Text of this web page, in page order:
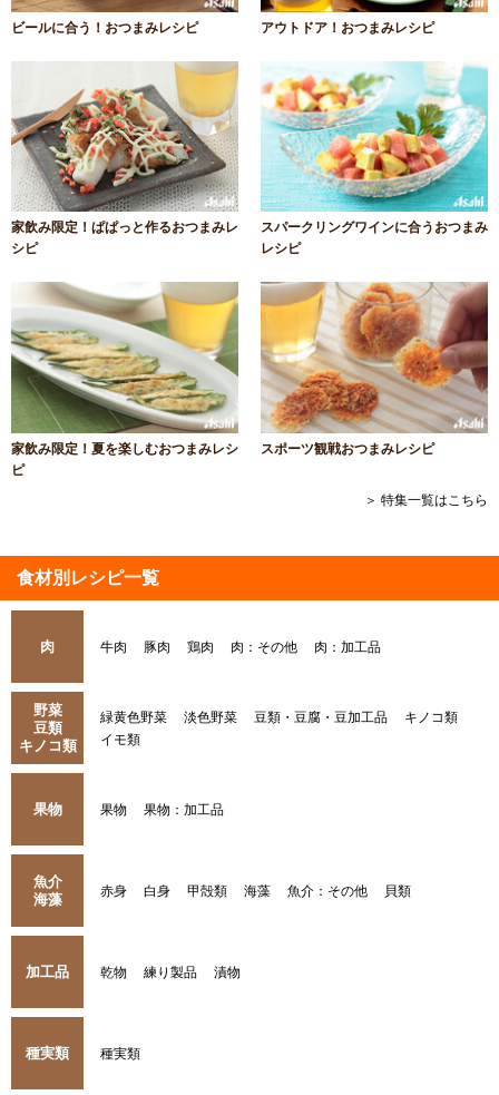
ビールに合う！おつまみレシピ アウトドア！おつまみレシピ
家飲み限定！ぱぱっと作るおつまみレ
シピ
スパークリングワインに合うおつまみ
レシピ
家飲み限定！夏を楽しむおつまみレシ
ピ
スポーツ観戦おつまみレシピ
＞ 特集一覧はこちら
食材別レシピ一覧
肉 牛肉 豚肉 鶏肉 肉：その他 肉：加工品
野菜
豆類
キノコ類
緑黄色野菜 淡色野菜 豆類・豆腐・豆加工品
キノコ類
イモ類
果物 果物 果物：加工品
魚介
海藻
赤身 白身 甲殻類 海藻 魚介：その他 貝類
加工品 乾物 練り製品 漬物
種実類 種実類